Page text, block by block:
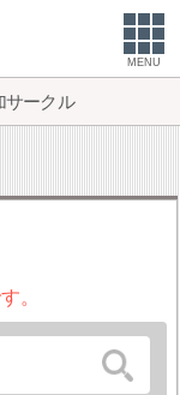
MENU
サークル
。